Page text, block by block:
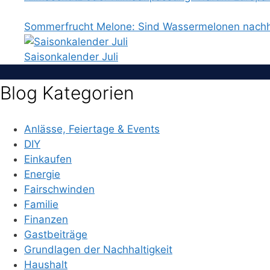
Sommerfrucht Melone: Sind Wassermelonen
Saisonkalender Juli
Blog Kategorien
Anlässe, Feiertage & Events
DIY
Einkaufen
Energie
Fairschwinden
Familie
Finanzen
Gastbeiträge
Grundlagen der Nachhaltigkeit
Haushalt